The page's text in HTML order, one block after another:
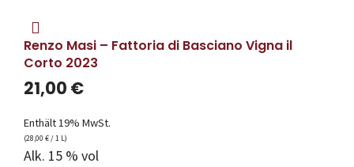
Renzo Masi – Fattoria di Basciano Vigna il
Corto 2023
21,00 €
Enthält 19% MwSt.
(28,00 € / 1 L)
Alk. 15 % vol